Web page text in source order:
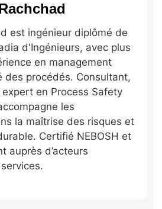
est ingénieur diplômé de
d'Ingénieurs, avec plus
en management
des procédés. Consultant,
en Process Safety
les
la maîtrise des risques et
Certifié NEBOSH et
auprès d’acteurs